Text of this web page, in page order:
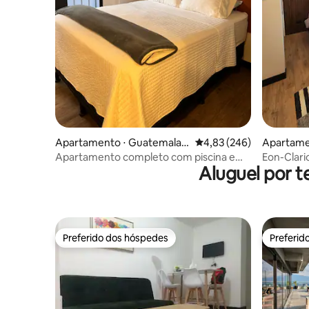
Apartamento ⋅ Guatemala
City
4,83 de uma avaliação
4,83 (246)
Apartamento completo com piscina e
ity
Eon-
com A/C
Aluguel por
Preferido dos hóspedes
Preferido dos hóspedes